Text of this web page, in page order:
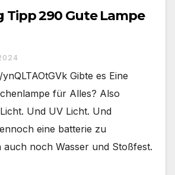
Tipp 290 Gute Lampe
Gibte es Eine
für Alles? Also
Und UV Licht. Und
eine batterie zu
auch noch Wasser und Stoßfest.